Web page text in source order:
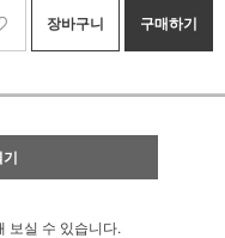
장바구니 구매하기
보실 수 있습니다.